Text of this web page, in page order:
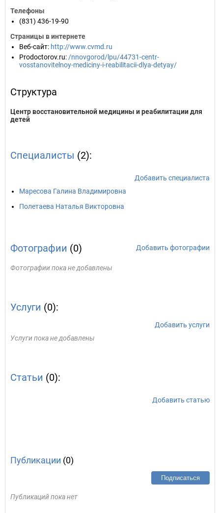
Телефоны
(831) 436-19-90
Страницы в интернете
Веб-сайт: http://www.cvmd.ru
Prodoctorov.ru: /nnovgorod/lpu/44731-centr-
vosstanovitelnoy-mediciny-i-reabilitacii-dlya-detyay/
Структура
Центр восстановительной медицины и реабилитации для
детей
Специалисты (2):
Добавить специалиста
Маресова Галина Владимировна
Полетаева Наталья Викторовна
Фотографии (0) Добавить фотографии
Фотографии пока не добавлены
Услуги (0):
Добавить услуги
Услуги пока не добавлены
Статьи (0):
Добавить статью
Публикации (0)
Подписаться
Публикаций пока нет